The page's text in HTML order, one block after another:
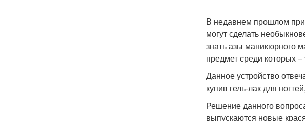
В недавнем прошлом
могут сделать
знать азы маникюрного
предмет среди которых
Данное устройство
купив гель-лак для
Решение данного
выпускаются новые